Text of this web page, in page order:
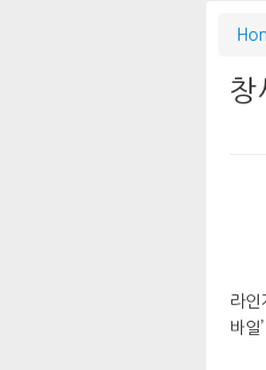
창
라인
바일